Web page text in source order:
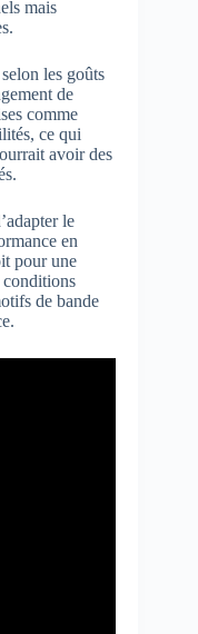
mais
les goûts
de
comme
ce qui
avoir des
le
en
pour une
conditions
de bande